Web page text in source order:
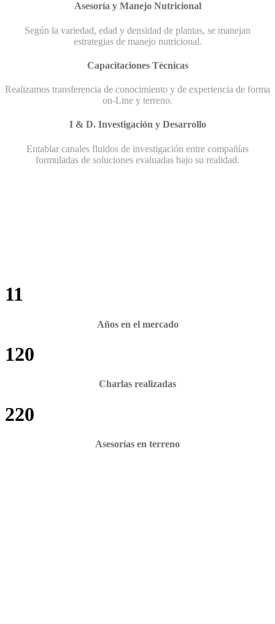
Asesoría y Manejo Nutricional
Según la variedad, edad y densidad de plantas, se manejan
estrategias de manejo nutricional.
Capacitaciones Técnicas
Realizamos transferencia de conocimiento y de experiencia de forma
on-Line y terreno.
I & D. Investigación y Desarrollo
Entablar canales fluidos de investigación entre compañías
formuladas de soluciones evaluadas bajo su realidad.
11
Años en el mercado
120
Charlas realizadas
220
Asesorías en terreno